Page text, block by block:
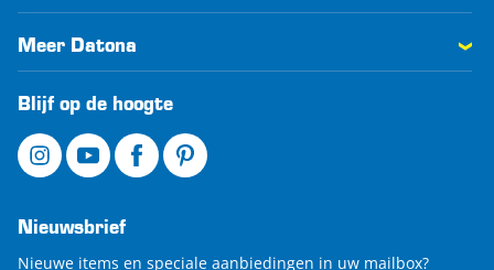
Meer Datona
Blijf op de hoogte
Nieuwsbrief
Nieuwe items en speciale aanbiedingen in uw mailbox?